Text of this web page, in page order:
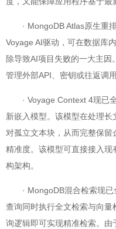
· MongoDB Atlas原生重
Voyage AI驱动，可在数据库
除导致AI项目失败的一大主
管理外部API、密钥或往返调用
· Voyage Context 4现已
新嵌入模型。该模型在处理
对孤立文本块，从而完整保
精准度。该模型可直接接入
构架构。
· MongoDB混合检索现
查询同时执行全文检索与向
询逻辑即可实现精准检索。